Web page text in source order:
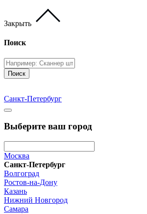
Закрыть
Поиск
Поиск
Санкт-Петербург
Выберите ваш город
Москва
Санкт-Петербург
Волгоград
Ростов-на-Дону
Казань
Нижний Новгород
Самара